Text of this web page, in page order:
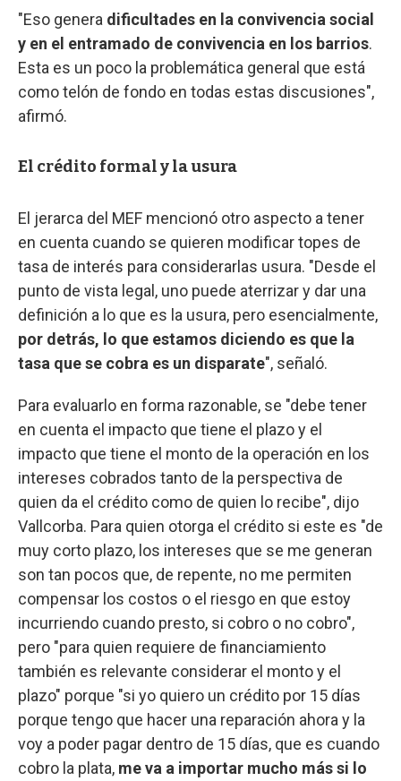
"Eso genera dificultades en la convivencia social
y en el entramado de convivencia en los barrios.
Esta es un poco la problemática general que está
como telón de fondo en todas estas discusiones",
afirmó.
El crédito formal y la usura
El jerarca del MEF mencionó otro aspecto a tener
en cuenta cuando se quieren modificar topes de
tasa de interés para considerarlas usura. "Desde el
punto de vista legal, uno puede aterrizar y dar una
definición a lo que es la usura, pero esencialmente,
por detrás, lo que estamos diciendo es que la
tasa que se cobra es un disparate", señaló.
Para evaluarlo en forma razonable, se "debe tener
en cuenta el impacto que tiene el plazo y el
impacto que tiene el monto de la operación en los
intereses cobrados tanto de la perspectiva de
quien da el crédito como de quien lo recibe", dijo
Vallcorba. Para quien otorga el crédito si este es "de
muy corto plazo, los intereses que se me generan
son tan pocos que, de repente, no me permiten
compensar los costos o el riesgo en que estoy
incurriendo cuando presto, si cobro o no cobro",
pero "para quien requiere de financiamiento
también es relevante considerar el monto y el
plazo" porque "si yo quiero un crédito por 15 días
porque tengo que hacer una reparación ahora y la
voy a poder pagar dentro de 15 días, que es cuando
cobro la plata, me va a importar mucho más si lo